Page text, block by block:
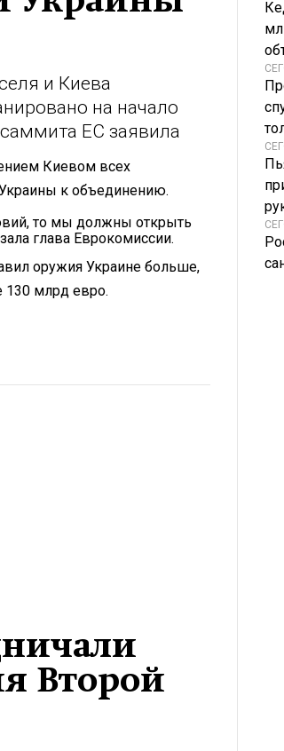
и Киева
на начало
ЕС заявила
Киевом всех
к объединению.
то мы должны открыть
глава Еврокомиссии.
оружия Украине больше,
130 млрд евро.
Второй